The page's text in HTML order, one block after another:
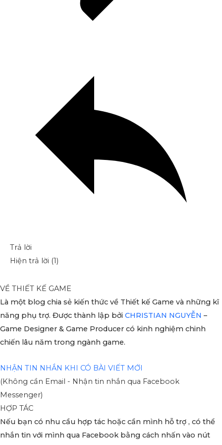
Trả lời
Hiện trả lời (1)
VỀ THIẾT KẾ GAME
Là một blog chia sẻ kiến thức về Thiết kế Game và những kĩ
năng phụ trợ. Được thành lập bởi CHRISTIAN NGUYỄN –
Game Designer & Game Producer có kinh nghiệm chinh
chiến lâu năm trong ngành game.
NHẬN TIN NHẮN KHI CÓ BÀI VIẾT MỚI
(Không cần Email - Nhận tin nhắn qua Facebook
Messenger)
HỢP TÁC
Nếu bạn có nhu cầu hợp tác hoặc cần mình hỗ trợ , có thể
nhắn tin với mình qua Facebook bằng cách nhấn vào nút